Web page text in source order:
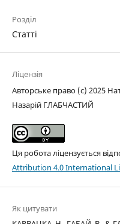
Розділ
Статті
Ліцензія
Авторське право (c) 2025
Назарій ГЛАБЧАСТИЙ
Ця робота ліцензується
Attribution 4.0 International
Як цитувати